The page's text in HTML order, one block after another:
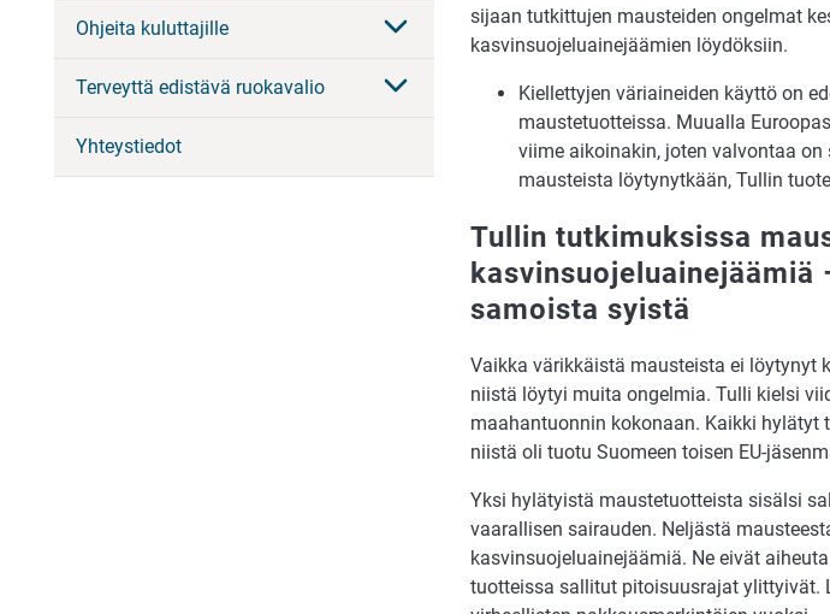
Ohjeita kuluttajille
Terveyttä edistävä ruokavalio
Yhteystiedot
sijaan tutkittujen mausteiden ongelmat
kasvinsuojeluainejäämien löydöksiin.
Kiellettyjen väriaineiden käyttö on
maustetuotteissa. Muualla
viime aikoinakin, joten valvontaa
mausteista löytynytkään, Tullin
Tullin tutkimuksissa
samoista syistä
Vaikka värikkäistä mausteista ei löytynyt
niistä löytyi muita ongelmia. Tulli kielsi
maahantuonnin kokonaan. Kaikki
niistä oli tuotu Suomeen toisen EU-
Yksi hylätyistä maustetuotteista sisälsi
vaarallisen sairauden. Neljästä
kasvinsuojeluainejäämiä. Ne eivät
tuotteissa sallitut pitoisuusrajat